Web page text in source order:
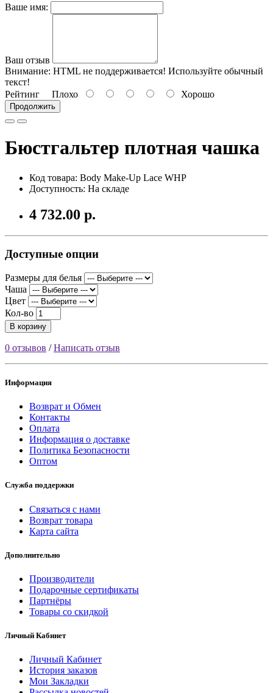
Ваше имя:
Ваш отзыв
Внимание: HTML не поддерживается! Используйте обычный
текст!
Рейтинг Плохо Хорошо
Продолжить
Бюстгальтер плотная чашка
Код товара: Body Make-Up Lace WHP
Доступность: На складе
4 732.00 р.
Доступные опции
Размеры для белья
Чаша
Цвет
Кол-во
В корзину
0 отзывов /Написать отзыв
Информация
Возврат и Обмен
Контакты
Оплата
Информация о доставке
Политика Безопасности
Оптом
Служба поддержки
Связаться с нами
Возврат товара
Карта сайта
Дополнительно
Производители
Подарочные сертификаты
Партнёры
Товары со скидкой
Личный Кабинет
Личный Кабинет
История заказов
Мои Закладки